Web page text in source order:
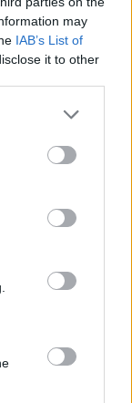
may
IAB’s List of
it to other
more Google
may click to
party tags to
below Googleαπό